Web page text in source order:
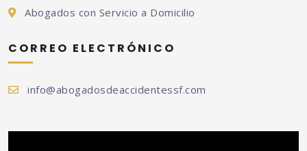
Abogados con Servicio a Domicilio
CORREO ELECTRÓNICO
info@abogadosdeaccidentessf.com